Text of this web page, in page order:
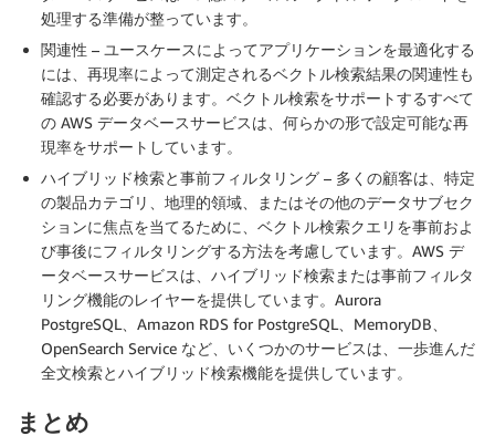
処理する準備が整っています。
関連性 – ユースケースによってアプリケーションを最適化する
には、再現率によって測定されるベクトル検索結果の関連性も
確認する必要があります。ベクトル検索をサポートするすべて
の AWS データベースサービスは、何らかの形で設定可能な再
現率をサポートしています。
ハイブリッド検索と事前フィルタリング – 多くの顧客は、特定
の製品カテゴリ、地理的領域、またはその他のデータサブセク
ションに焦点を当てるために、ベクトル検索クエリを事前およ
び事後にフィルタリングする方法を考慮しています。AWS デ
ータベースサービスは、ハイブリッド検索または事前フィルタ
リング機能のレイヤーを提供しています。Aurora
PostgreSQL、Amazon RDS for PostgreSQL、MemoryDB、
OpenSearch Service など、いくつかのサービスは、一歩進んだ
全文検索とハイブリッド検索機能を提供しています。
まとめ